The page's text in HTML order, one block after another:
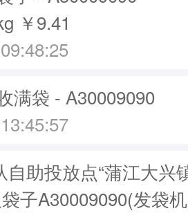
￥9.41
满袋 - A30009090
助投放点“蒲江大兴
子A30009090(发袋